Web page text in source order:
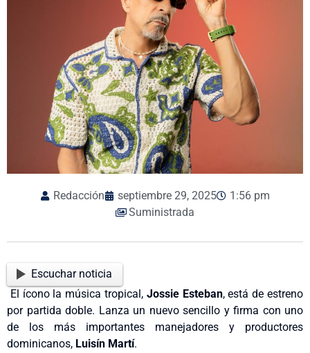
Redacción septiembre 29, 2025
1:56 pm
Suministrada
Escuchar noticia
El ícono la música tropical, Jossie Esteban, está de estreno
por partida doble. Lanza un nuevo sencillo y firma con uno
de los más importantes manejadores y productores
dominicanos, Luisín Martí.